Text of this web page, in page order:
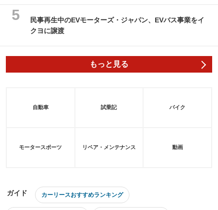
民事再生中のEVモーターズ・ジャパン、EVバス事業をイ
クヨに譲渡
もっと見る
自動車 試乗記 バイク
モータースポーツ リペア・メンテナンス 動画
ガイド カーリースおすすめランキング